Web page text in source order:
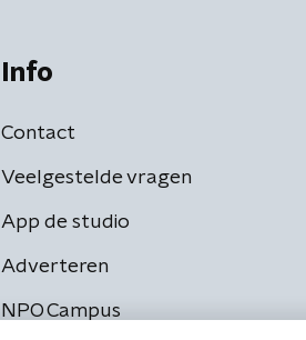
Info
Contact
Veelgestelde vragen
App de studio
Adverteren
NPO Campus